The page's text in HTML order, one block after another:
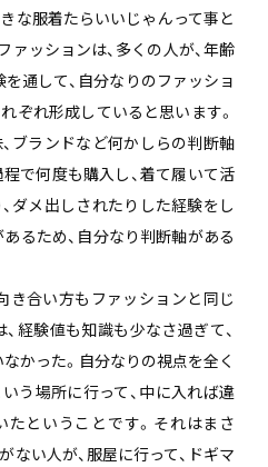
な服着たらいいじゃんって事と
ァッションは、多くの人が、年齢
通して、自分なりのファッショ
ぞれ形成していると思います。
ブランドなど何かしらの判断軸
で何度も購入し、着て履いて活
ダメ出しされたりした経験をし
るため、自分なり判断軸がある
き合い方もファッションと同じ
経験値も知識も少なさ過ぎて、
かった。自分なりの視点を全く
う場所に行って、中に入れば違
たということです。それはまさ
ない人が、服屋に行って、ドギマ